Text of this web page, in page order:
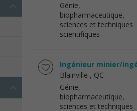
Génie,
biopharmaceutique,
sciences et techniques
scientifiques
Ingénieur minier/
Blainville , QC
Génie,
biopharmaceutique,
sciences et techniques